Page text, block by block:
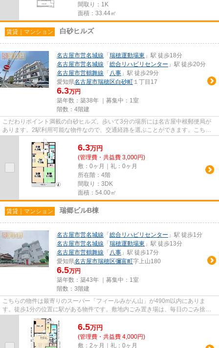
間取り：1K
面積：33.44㎡
賃貸｜マンション 白砂ヒルズ
名古屋市営名城線 「 瑞穂運動場東 」駅 徒歩18分
名古屋市営名城線 「 総合リハビリセンター 」駅 徒歩20分
名古屋市営鶴舞線 「 八事 」駅 徒歩29分
愛知県名古屋市瑞穂区白砂町 １丁目17
6.3万円
築年数：築38年 ｜募集中： 1室
階数：4階建
こだわりポイント満載の白砂ヒルズ。歩いて3分の場所には名古屋中根郵便局が
あります。2駅利用可能な物件なので、交通経路を選ぶことができます。こちら
の物件はマンションです。名古...
6.3万円
(管理費・共益費 3,000円)
敷：0ヶ月｜礼：0ヶ月
所在階：4階
間取り：3DK
面積：54.00㎡
賃貸｜マンション 瑞郷ビルB棟
名古屋市営名城線 「 総合リハビリセンター 」駅 徒歩1分
名古屋市営名城線 「 瑞穂運動場東 」駅 徒歩13分
名古屋市営鶴舞線 「 八事 」駅 徒歩17分
愛知県名古屋市瑞穂区彌富町字上山180
6.5万円
築年数：築43年 ｜募集中： 1室
階数：3階建
こちらの物件は最寄りのスーパー「フィールみかん山」が490m以内にありま
す。徒歩1分の位置に駅がある物件です。敷地内ごみ置き場は、毎日のごみ捨て
の煩わしさを軽減します。新しい物...
6.5万円
(管理費・共益費 4,000円)
敷：2ヶ月｜礼：0ヶ月